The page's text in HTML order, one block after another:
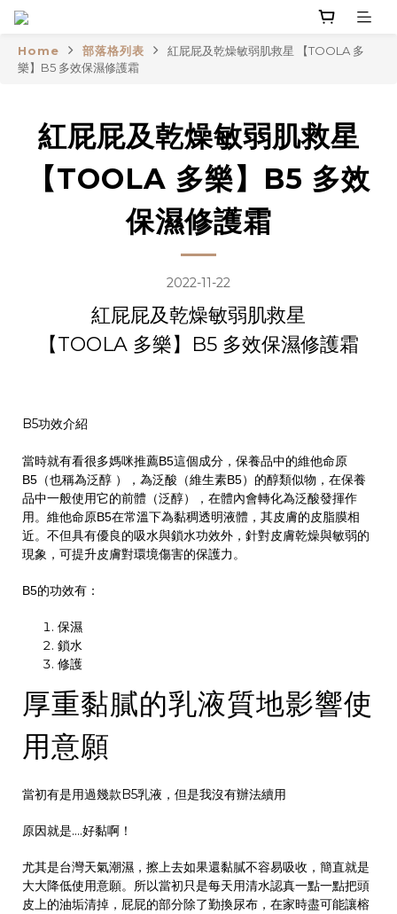
Home 部落格列表
紅屁屁及乾燥敏弱肌救星 【TOOLA 多
樂】B5 多效保濕修護霜
紅屁屁及乾燥敏弱肌救星
【TOOLA 多樂】B5 多效
保濕修護霜
2022-11-22
紅屁屁及乾燥敏弱肌救星
【TOOLA 多樂】B5 多效保濕修護霜
B5功效介紹
當時就有看很多媽咪推薦B5這個成分，保養品中的維他命原
B5（也稱為泛醇 ），為泛酸（維生素B5）的醇類似物，在保養
品中一般使用它的前體（泛醇），在體內會轉化為泛酸發揮作
用。維他命原B5在常溫下為黏稠透明液體，其皮膚的皮脂膜相
近。不但具有優良的吸水與鎖水功效外，針對皮膚乾燥與敏弱的
現象，可提升皮膚對環境傷害的保護力。
B5的功效有：
保濕
鎖水
修護
厚重黏膩的乳液質地影響使
用意願
當初有是用過幾款B5乳液，但是我沒有辦法續用
原因就是….好黏啊！
尤其是台灣天氣潮濕，擦上去如果還黏膩不容易吸收，簡直就是
大大降低使用意願。所以當初只是每天用清水認真一點一點把頭
皮上的油垢清掉，屁屁的部分除了勤換尿布，在家時盡可能讓榕